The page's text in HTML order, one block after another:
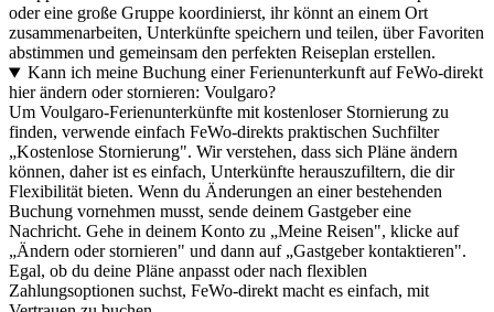
oder eine große Gruppe koordinierst, ihr könnt an einem Ort
zusammenarbeiten, Unterkünfte speichern und teilen, über Favoriten
abstimmen und gemeinsam den perfekten Reiseplan erstellen.
Kann ich meine Buchung einer Ferienunterkunft auf FeWo-direkt
hier ändern oder stornieren: Voulgaro?
Um Voulgaro-Ferienunterkünfte mit kostenloser Stornierung zu
finden, verwende einfach FeWo-direkts praktischen Suchfilter
„Kostenlose Stornierung". Wir verstehen, dass sich Pläne ändern
können, daher ist es einfach, Unterkünfte herauszufiltern, die dir
Flexibilität bieten. Wenn du Änderungen an einer bestehenden
Buchung vornehmen musst, sende deinem Gastgeber eine
Nachricht. Gehe in deinem Konto zu „Meine Reisen", klicke auf
„Ändern oder stornieren" und dann auf „Gastgeber kontaktieren".
Egal, ob du deine Pläne anpasst oder nach flexiblen
Zahlungsoptionen suchst, FeWo-direkt macht es einfach, mit